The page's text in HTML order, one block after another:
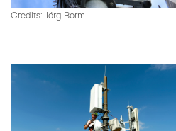
Credits: Jörg Borm